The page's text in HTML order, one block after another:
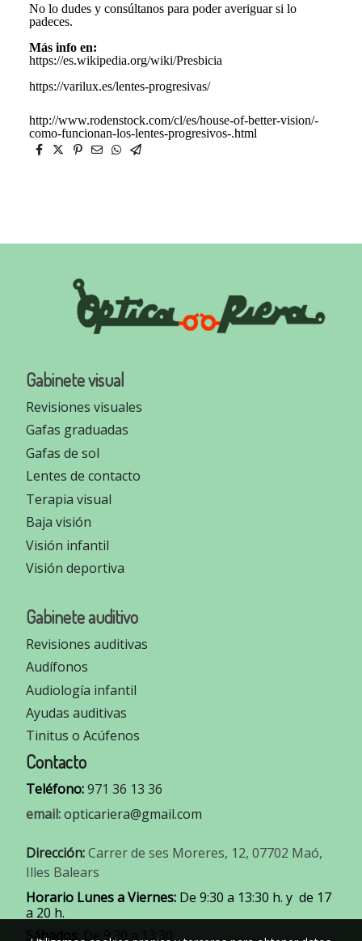
No lo dudes y consúltanos para poder averiguar si lo
padeces.
Más info en:
https://es.wikipedia.org/wiki/Presbicia
https://varilux.es/lentes-progresivas/
http://www.rodenstock.com/cl/es/house-of-better-vision/-
como-funcionan-los-lentes-progresivos-.html
Gabinete visual
Revisiones visuales
Gafas graduadas
Gafas de sol
Lentes de contacto
Terapia visual
Baja visión
Visión infantil
Visión deportiva
Gabinete auditivo
Revisiones auditivas
Audífonos
Audiología infantil
Ayudas auditivas
Tinitus o Acúfenos
Contacto
Teléfono:971 36 13 36
email:opticariera@gmail.com
Dirección:Carrer de ses Moreres, 12, 07702 Maó,
Illes Balears
Horario Lunes a Viernes: De 9:30 a 13:30 h. y de 17
a 20 h.
Sábados
: De 9:30 a 13:30